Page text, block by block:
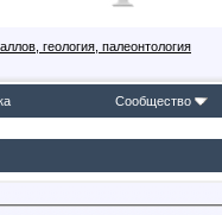
геология, палеонтология
Сообщество